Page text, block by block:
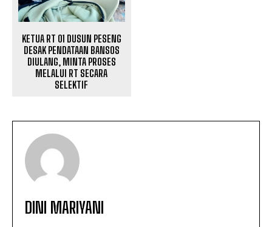
KETUA RT 01 DUSUN PESENG
DESAK PENDATAAN BANSOS
DIULANG, MINTA PROSES
MELALUI RT SECARA
SELEKTIF
DINI MARIYANI